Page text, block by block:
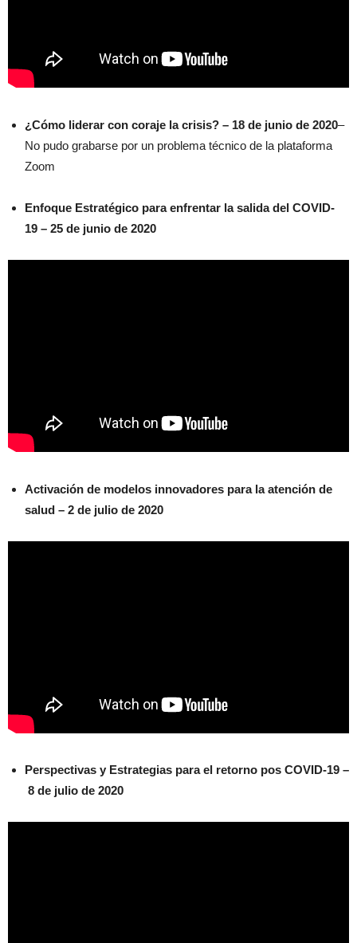
¿Cómo liderar con coraje la crisis? – 18 de junio de 2020–
No pudo grabarse por un problema técnico de la plataforma
Zoom
Enfoque Estratégico para enfrentar la salida del COVID-
19 – 25 de junio de 2020
Activación de modelos innovadores para la atención de
salud – 2 de julio de 2020
Perspectivas y Estrategias para el retorno pos COVID-19 –
8 de julio de 2020